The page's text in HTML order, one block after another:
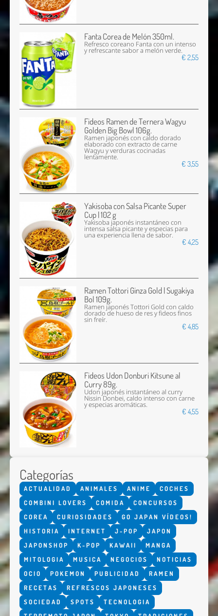
Fanta Corea de Melón 350ml.
Refresco coreano Fanta con un intenso
y refrescante sabor a melón verde.
€ 2,55
Fideos Ramen de Ternera Wagyu
Golden Big Bowl 106g.
Ramen japonés con caldo dorado
elaborado con extracto de carne
Wagyu y verduras cocinadas
lentamente.
€ 3,55
Yakisoba con Salsa Picante Super
Cup | 102 g
Yakisoba japonés instantáneo con
intensa salsa picante y especias para
una experiencia llena de sabor.
€ 4,25
Ramen Tottori Ginza Gold | Sugakiya
Bol 109g.
Ramen japonés Tottori Gold con caldo
dorado de hueso de res y fideos finos
sin freír.
€ 4,85
Fideos Udon Donburi Kitsune al
Curry 89g.
Udon japonés instantáneo al curry
Nissin Donbei, caldo intenso con carne
y especias aromáticas.
€ 4,55
Categorías
ACTUALIDAD ANIMALES ANIME
COCHES
COMBINI LOVERS
COMIDA
CONCURSOS
COREA
CURIOSIDADES
GO JAPAN VÍDEOS!
HISTORIA
INTERNET J-POP
JAPON
JAPONSHOP
K-POP KAWAII
MANGA
MITOLOGIA
MUSICA NEGOCIOS
NOTICIAS
OCIO
POKEMON PUBLICIDAD
RAMEN
RECETAS
REFRESCOS JAPONESES
SOCIEDAD
SPOTS
TECNOLOGIA